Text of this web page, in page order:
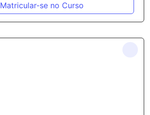
Matricular-se no Curso